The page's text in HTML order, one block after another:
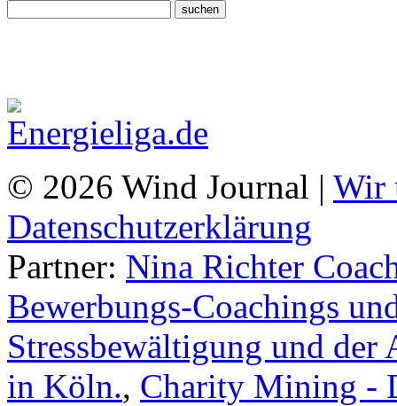
© 2026 Wind Journal | Wir
Datenschutzerklärung
Partner: Nina Richter
Bewerbungs-Coachings
Stressbewältigung und
in Köln., Charity Mining -